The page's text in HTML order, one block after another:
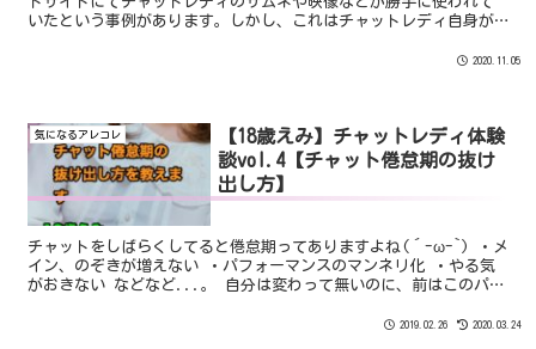
いたという事例があります。しかし、これはチャットレディ自身が
2020.11.05
気になるアレコレ
【18歳えみ】チャットレディ体験
談vol.4【チャット倦怠期の抜け
出し方】
チャットをしばらくしてると倦怠期ってありますよね(´-ω-`) ・メ
イン、のぞきが増えない ・パフォーマンスのマンネリ化 ・やる気
がおきない などなど...。 自分は変わって無いのに、前はこのパフ
2019.02.26 2020.03.24